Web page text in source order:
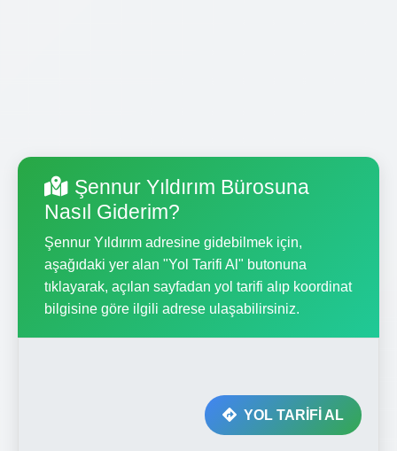
Şennur Yıldırım Bürosuna
Nasıl Giderim?
Şennur Yıldırım adresine gidebilmek için,
aşağıdaki yer alan "Yol Tarifi Al" butonuna
tıklayarak, açılan sayfadan yol tarifi alıp koordinat
bilgisine göre ilgili adrese ulaşabilirsiniz.
YOL TARİFİ AL